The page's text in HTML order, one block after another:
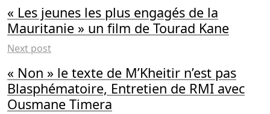
« Les jeunes les plus engagés de la
Mauritanie » un film de Tourad Kane
Next post
« Non » le texte de M’Kheitir n’est pas
Blasphématoire, Entretien de RMI avec
Ousmane Timera